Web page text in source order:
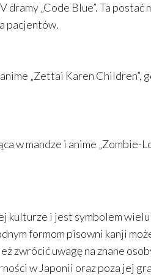
dramy „Code Blue”. Ta
pacjentów.
„Zettai Karen
w mandze i anime „Zombie-
kulturze i jest symbolem
formom pisowni kanji
zwrócić uwagę na znane
w Japonii oraz poza jej